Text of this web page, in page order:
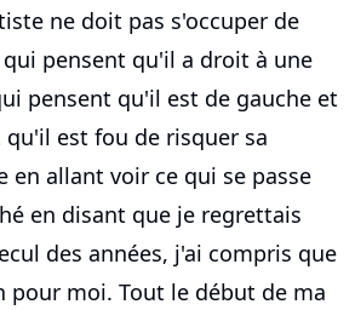
ne doit pas s'occuper de
pensent qu'il a droit à une
pensent qu'il est de gauche et
est fou de risquer sa
en allant voir ce qui se passe
en disant que je regrettais
des années, j'ai compris que
pour moi. Tout le début de ma